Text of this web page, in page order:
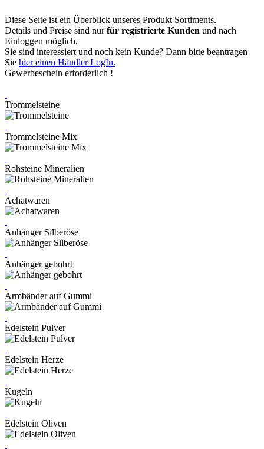
Diese Seite ist ein Überblick unseres Produkt Sortiments.
Details und Preise sind nurfür registrierte Kunden und nach
Einloggen möglich.
Sie sind interessiert und noch kein Kunde? Dann bitte beantragen
Sie hier einen Händler LogIn.
Gewerbeschein erforderlich !
Trommelsteine
Trommelsteine Mix
Rohsteine Mineralien
Achatwaren
Anhänger Silberöse
Anhänger gebohrt
Armbänder auf Gummi
Edelstein Pulver
Edelstein Herze
Kugeln
Edelstein Oliven